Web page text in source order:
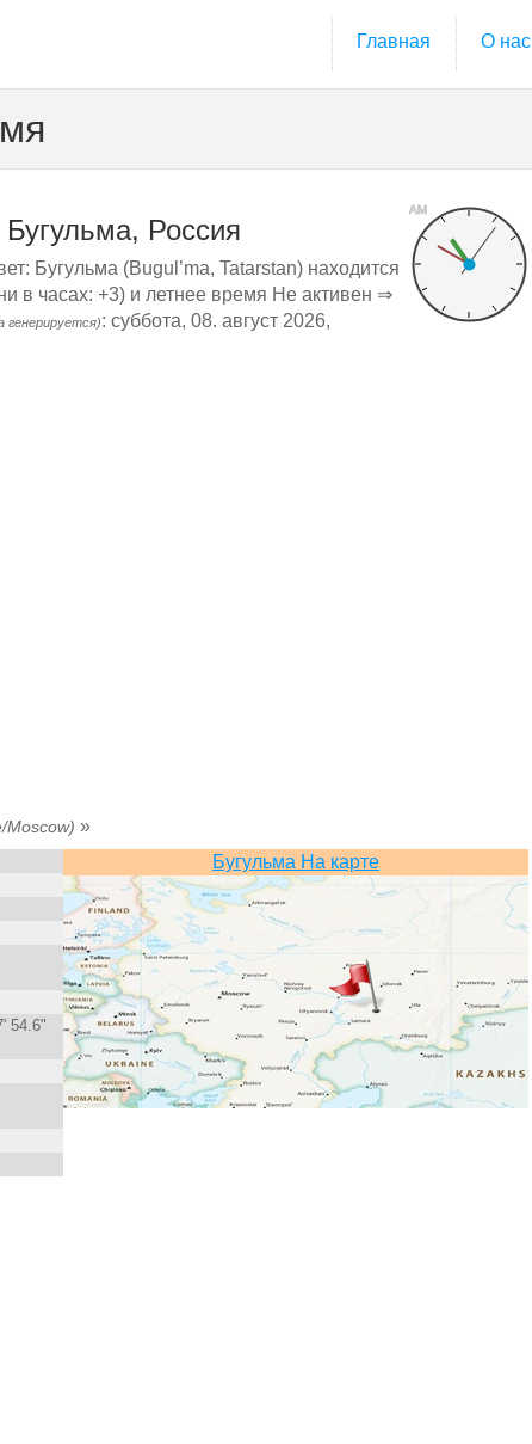
Главная О нас
AM
Россия
Бугульма (Bugul’ma, Tatarstan) находится
в часах: +3) и летнее время Не активен ⇒
генерируется): суббота, 08. август 2026,
Moscow) »
54.6"
Бугульма На карте